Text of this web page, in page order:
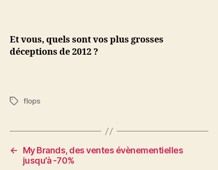
Et vous, quels sont vos plus grosses
déceptions de 2012 ?
Étiquettes
flops
←
My Brands, des ventes évènementielles
jusqu’à -70%